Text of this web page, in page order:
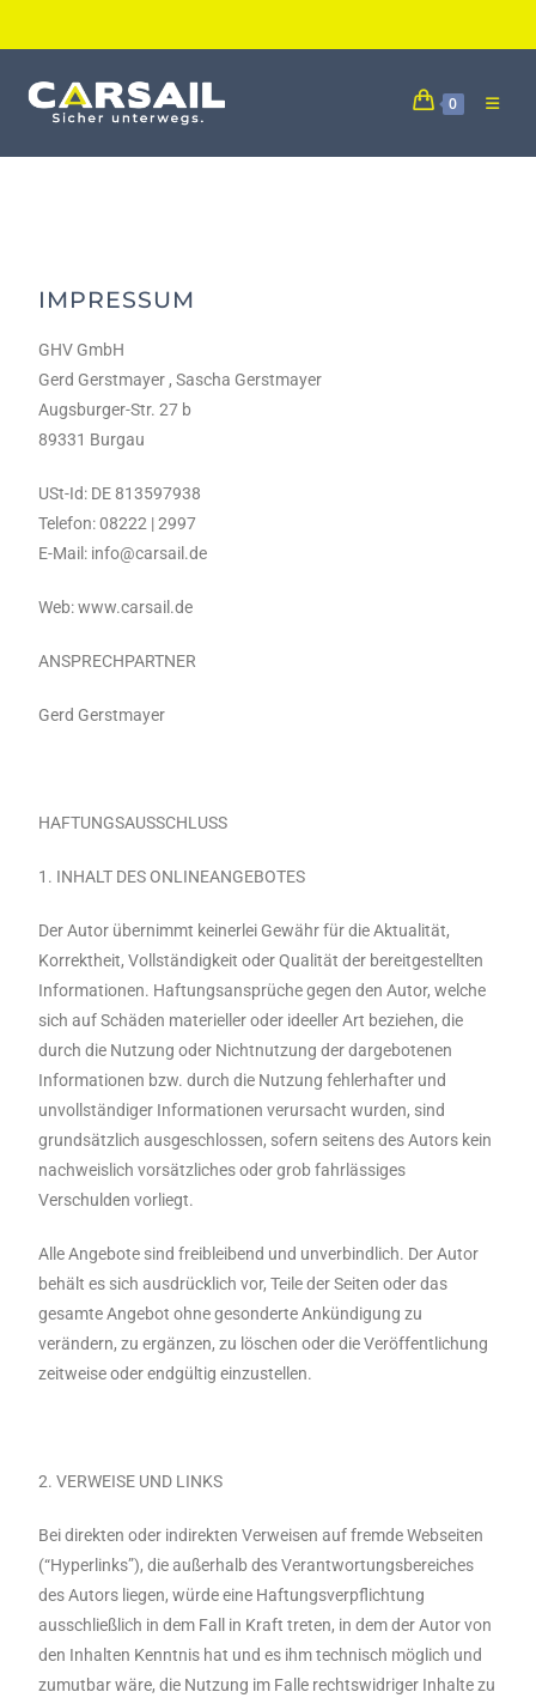
0
IMPRESSUM
GHV GmbH
Gerd Gerstmayer , Sascha Gerstmayer
Augsburger-Str. 27 b
89331 Burgau
USt-Id: DE 813597938
Telefon: 08222 | 2997
E-Mail: info@carsail.de
Web: www.carsail.de
ANSPRECHPARTNER
Gerd Gerstmayer
HAFTUNGSAUSSCHLUSS
1. INHALT DES ONLINEANGEBOTES
Der Autor übernimmt keinerlei Gewähr für die Aktualität,
Korrektheit, Vollständigkeit oder Qualität der bereitgestellten
Informationen. Haftungsansprüche gegen den Autor, welche
sich auf Schäden materieller oder ideeller Art beziehen, die
durch die Nutzung oder Nichtnutzung der dargebotenen
Informationen bzw. durch die Nutzung fehlerhafter und
unvollständiger Informationen verursacht wurden, sind
grundsätzlich ausgeschlossen, sofern seitens des Autors kein
nachweislich vorsätzliches oder grob fahrlässiges
Verschulden vorliegt.
Alle Angebote sind freibleibend und unverbindlich. Der Autor
behält es sich ausdrücklich vor, Teile der Seiten oder das
gesamte Angebot ohne gesonderte Ankündigung zu
verändern, zu ergänzen, zu löschen oder die Veröffentlichung
zeitweise oder endgültig einzustellen.
2. VERWEISE UND LINKS
Bei direkten oder indirekten Verweisen auf fremde Webseiten
(“Hyperlinks”), die außerhalb des Verantwortungsbereiches
des Autors liegen, würde eine Haftungsverpflichtung
ausschließlich in dem Fall in Kraft treten, in dem der Autor von
den Inhalten Kenntnis hat und es ihm technisch möglich und
zumutbar wäre, die Nutzung im Falle rechtswidriger Inhalte zu